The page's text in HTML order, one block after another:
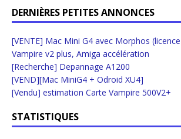
DERNIÈRES PETITES ANNONCES
[VENTE] Mac Mini G4 avec Morphos
Vampire v2 plus, Amiga accélération
[Recherche] Depannage A1200
[VEND][Mac MiniG4 + Odroid XU4]
[Vendu] estimation Carte Vampire 500V2+
STATISTIQUES